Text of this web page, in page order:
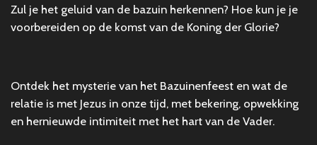
Zul je het geluid van de bazuin herkennen? Hoe kun je je
voorbereiden op de komst van de Koning der Glorie?
Ontdek het mysterie van het Bazuinenfeest en wat de
relatie is met Jezus in onze tijd, met bekering, opwekking
en hernieuwde intimiteit met het hart van de Vader.